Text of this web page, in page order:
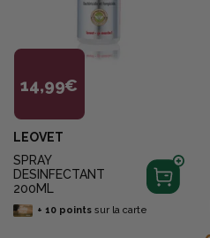
14,99€
LEOVET
SPRAY
DESINFECTANT
200ML
+ 10pointssur la carte